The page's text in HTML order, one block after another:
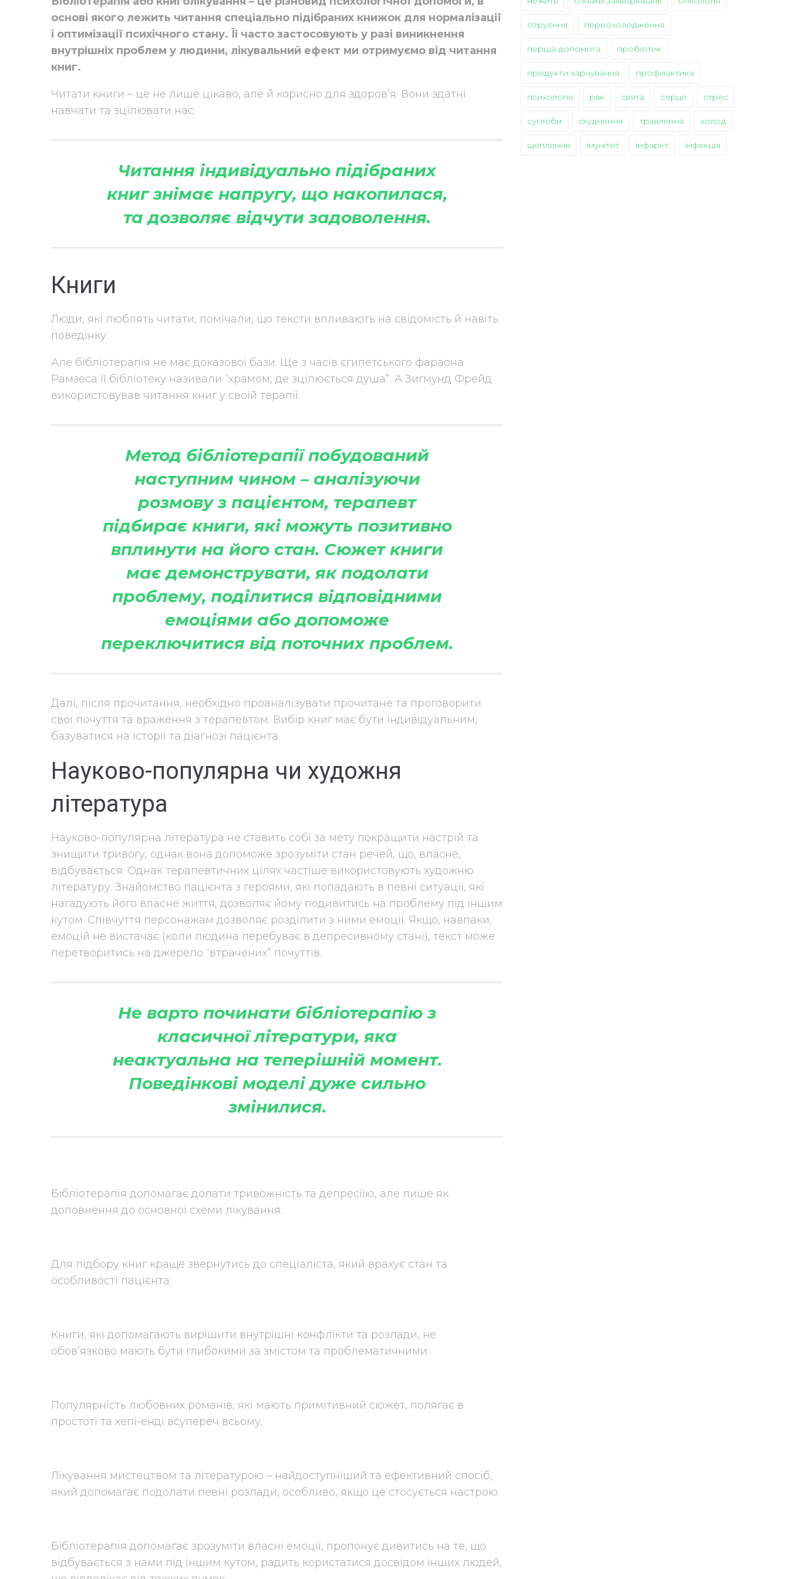
основі якого лежить читання спеціально підібраних книжок для нормалізації
і оптимізації психічного стану. Їі часто застосовують у разі виникнення
внутрішніх проблем у людини, лікувальний ефект ми отримуємо від читання
книг.
Читати книги – це не лише цікаво, але й корисно для здоров’я. Вони здатні
навчати та зцілювати нас.
Читання індивідуально підібраних
книг знімає напругу, що накопилася,
та дозволяє відчути задоволення.
Книги
Люди, які люблять читати, помічали, що тексти впливають на свідомість й навіть
поведінку.
Але бібліотерапія не має доказової бази. Ще з часів єгипетського фараона
Рамзеса II бібліотеку називали “храмом, де зцілюється душа”. А Зигмунд Фрейд
використовував читання книг у своїй терапії.
Метод бібліотерапії побудований
наступним чином – аналізуючи
розмову з пацієнтом, терапевт
підбирає книги, які можуть позитивно
вплинути на його стан. Сюжет книги
має демонструвати, як подолати
проблему, поділитися відповідними
емоціями або допоможе
переключитися від поточних проблем.
Далі, після прочитання, необхідно проаналізувати прочитане та проговорити
свої почуття та враження з терапевтом. Вибір книг має бути індивідуальним,
базуватися на історії та діагнозі пацієнта.
Науково-популярна чи художня
література
Науково-популярна література не ставить собі за мету покращити настрій та
знищити тривогу, однак вона допоможе зрозуміти стан речей, що, власне,
відбувається. Однак терапевтичних цілях частіше використовують художню
літературу. Знайомство пацієнта з героями, які попадають в певні ситуації, які
нагадують його власне життя, дозволяє йому подивитись на проблему під іншим
кутом. Співчуття персонажам дозволяє розділити з ними емоції. Якщо, навпаки,
емоцій не вистачає (коли людина перебуває в депресивному стані), текст може
перетворитись на джерело “втрачених” почуттів.
Не варто починати бібліотерапію з
класичної літератури, яка
неактуальна на теперішній момент.
Поведінкові моделі дуже сильно
змінилися.
Бібліотерапія допомагає долати тривожність та депресіїю, але лише як
доповнення до основної схеми лікування.
Для підбору книг краще звернутись до спеціаліста, який врахує стан та
особливості пацієнта.
Книги, які допомагають вирішити внутрішні конфлікти та розлади, не
обов’язково мають бути глибокими за змістом та проблематичними.
Популярність любовних романів, які мають примітивний сюжет, полягає в
простоті та хепі-енді всупереч всьому.
Лікування мистецтвом та літературою – найдоступніший та ефективний спосіб,
який допомагає подолати певні розлади, особливо, якщо це стосується настрою.
Бібліотерапія допомагає зрозуміти власні емоції, пропонує дивитись на те, що
відбувається з нами під іншим кутом, радить користатися досвідом інших людей,
отруєння переохолодження
перша допомога пробіотик
продукти харчування профілактика
психологія рак свята серце стрес
суглоби схуднення травлення холод
щеплення імунітет інфаркт інфекція